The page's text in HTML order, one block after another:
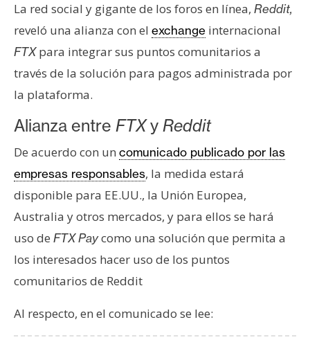
l
i
s
N
o
a
s
d
e
P
e
s
La red social y gigante de los foros en línea, Reddit,
reveló una alianza con el exchange internacional
FTXpara integrar sus puntos comunitarios a
través de la solución para pagos administrada por
la plataforma.
Alianza entre FTXy Reddit
De acuerdo con un comunicado publicado por las
empresas responsables, la medida estará
disponible para EE.UU., la Unión Europea,
Australia y otros mercados, y para ellos se hará
uso de FTX Paycomo una solución que permita a
los interesados hacer uso de los puntos
comunitarios de Reddit
Al respecto, en el comunicado se lee: